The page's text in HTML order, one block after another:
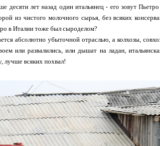
десяти лет назад один итальянец - его зовут
из чистого молочного сырья, без всяких
в Италии тоже был сыроделом?
абсолютно убыточной отраслью, а колхозы,
или развалились, или дышат на ладан,
лучше всяких похвал!